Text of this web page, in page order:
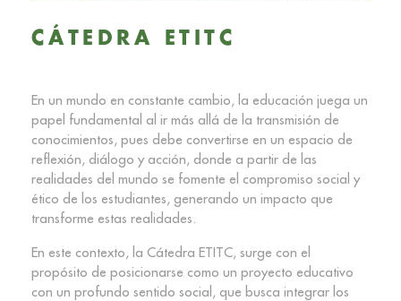
CÁTEDRA ETITC
En un mundo en constante cambio, la educación juega un
papel fundamental al ir más allá de la transmisión de
conocimientos, pues debe convertirse en un espacio de
reflexión, diálogo y acción, donde a partir de las
realidades del mundo se fomente el compromiso social y
ético de los estudiantes, generando un impacto que
transforme estas realidades.
En este contexto, la Cátedra ETITC, surge con el
propósito de posicionarse como un proyecto educativo
con un profundo sentido social, que busca integrar los